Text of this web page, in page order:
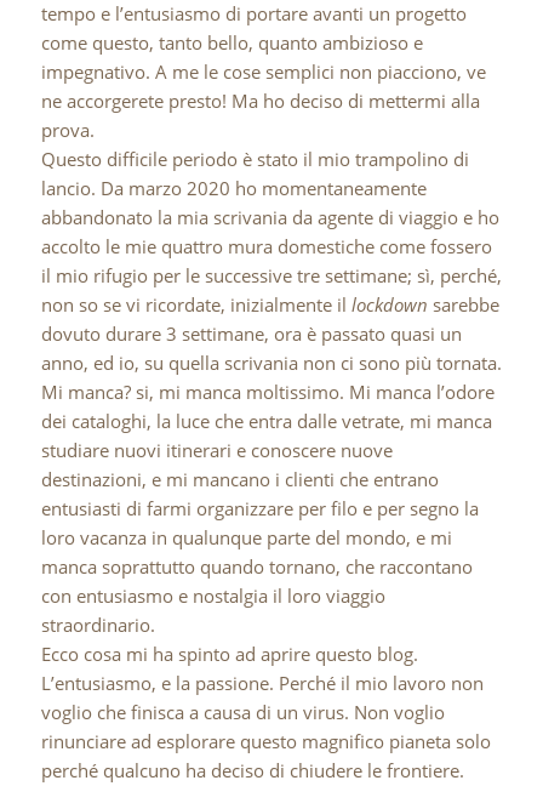
tempo e l’entusiasmo di portare avanti un progetto
come questo, tanto bello, quanto ambizioso e
impegnativo. A me le cose semplici non piacciono, ve
ne accorgerete presto! Ma ho deciso di mettermi alla
prova.
Questo difficile periodo è stato il mio trampolino di
lancio. Da marzo 2020 ho momentaneamente
abbandonato la mia scrivania da agente di viaggio e ho
accolto le mie quattro mura domestiche come fossero
il mio rifugio per le successive tre settimane; sì, perché,
non so se vi ricordate, inizialmente il lockdown sarebbe
dovuto durare 3 settimane, ora è passato quasi un
anno, ed io, su quella scrivania non ci sono più tornata.
Mi manca? si, mi manca moltissimo. Mi manca l’odore
dei cataloghi, la luce che entra dalle vetrate, mi manca
studiare nuovi itinerari e conoscere nuove
destinazioni, e mi mancano i clienti che entrano
entusiasti di farmi organizzare per filo e per segno la
loro vacanza in qualunque parte del mondo, e mi
manca soprattutto quando tornano, che raccontano
con entusiasmo e nostalgia il loro viaggio
straordinario.
Ecco cosa mi ha spinto ad aprire questo blog.
L’entusiasmo, e la passione. Perché il mio lavoro non
voglio che finisca a causa di un virus. Non voglio
rinunciare ad esplorare questo magnifico pianeta solo
perché qualcuno ha deciso di chiudere le frontiere.